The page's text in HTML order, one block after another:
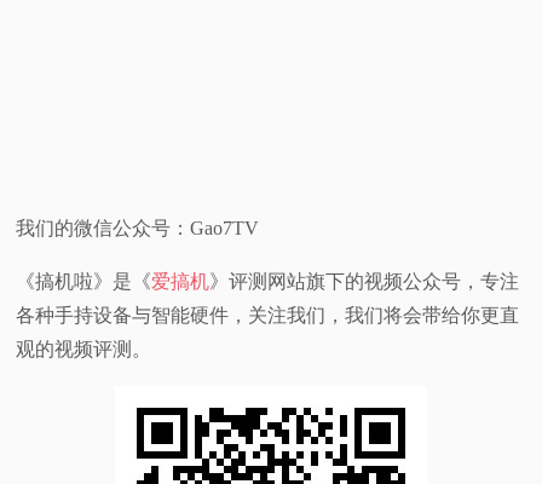
我们的微信公众号：Gao7TV
《搞机啦》是《爱搞机》评测网站旗下的视频公众号，专注
各种手持设备与智能硬件，关注我们，我们将会带给你更直
观的视频评测。